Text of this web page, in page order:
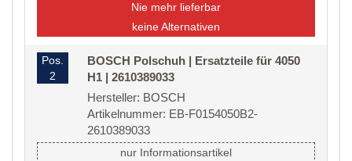
Nie mehr lieferbar
keine Alternativen
Pos.
2
BOSCH Polschuh | Ersatzteile für 4050
H1 | 2610389033
Hersteller: BOSCH
Artikelnummer: EB-F0154050B2-
2610389033
nur Informationsartikel